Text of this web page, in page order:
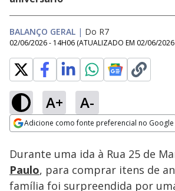
BALANÇO GERAL | Do R7
02/06/2026 - 14H06 (ATUALIZADO EM 02/06/
A+ A-
Adicione como fonte preferencial no Google
Ativar
Loaded
13.28%
Durante uma ida à Rua 25 de
Paulo, para comprar itens de
família foi surpreendida por